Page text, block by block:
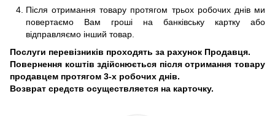
Після отримання товару протягом трьох робочих днів ми
повертаємо Вам гроші на банківську картку або
відправляємо інший товар.
Послуги перевізників проходять за рахунок Продавця.
Повернення коштів здійснюється після отримання товару
продавцем протягом 3-х робочих днів.
Возврат средств осуществляется на карточку.